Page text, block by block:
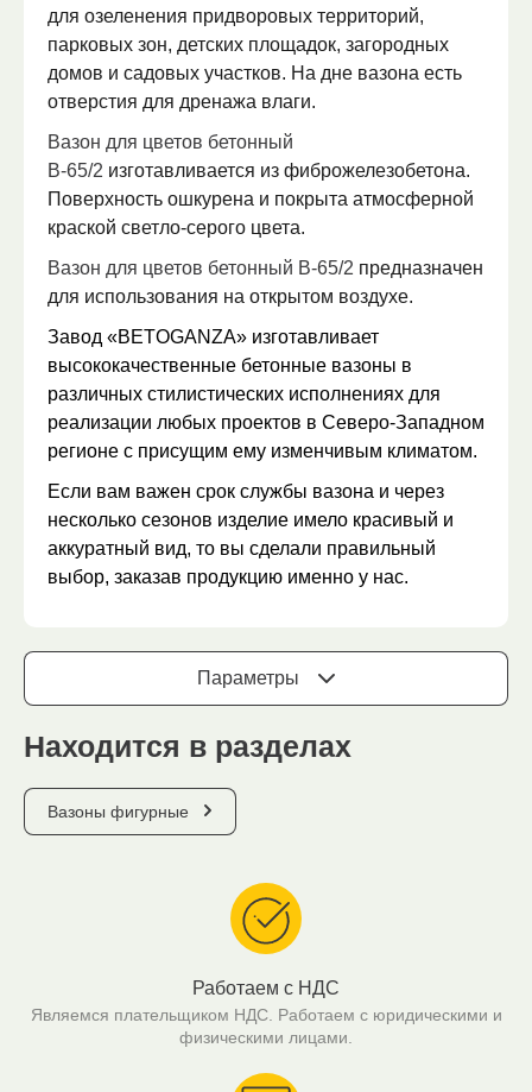
для озеленения придворовых территорий,
парковых зон, детских площадок, загородных
домов и садовых участков. На дне вазона есть
отверстия для дренажа влаги.
Вазон для цветов бетонный
В-65/2 изготавливается из фиброжелезобетона.
Поверхность ошкурена и покрыта атмосферной
краской светло-серого цвета.
Вазон для цветов бетонный В-65/2 предназначен
для использования на открытом воздухе.
Завод «BETOGANZA» изготавливает
высококачественные бетонные вазоны в
различных стилистических исполнениях для
реализации любых проектов в Северо-Западном
регионе с присущим ему изменчивым климатом.
Если вам важен срок службы вазона и через
несколько сезонов изделие имело красивый и
аккуратный вид, то вы сделали правильный
выбор, заказав продукцию именно у нас.
Параметры
Находится в разделах
Вазоны фигурные
Работаем с НДС
Являемся плательщиком НДС. Работаем с юридическими и
физическими лицами.